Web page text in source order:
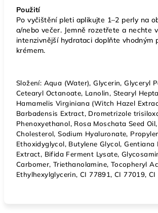
Použití
Po vyčištění pleti aplikujte 1–2 perly na
a/nebo večer. Jemně rozetřete a nechte
intenzivnější hydrataci doplňte vhodným
krémem.
Složení: Aqua (Water), Glycerin, Glyceryl
Cetearyl Octanoate, Lanolin, Stearyl
Hamamelis Virginiana (Witch Hazel
Barbadensis Extract, Drometrizole
Phenoxyethanol, Rosa Moschata Seed
Cholesterol, Sodium Hyaluronate,
Ethoxidyglycol, Butylene Glycol, Gentiana
Extract, Bifida Ferment Lysate,
Carbomer, Triethanolamine, Tocopheryl
Ethylhexylglycerin, CI 77891, CI 77019,